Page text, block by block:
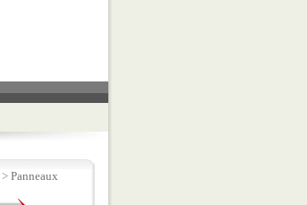
> Panneaux